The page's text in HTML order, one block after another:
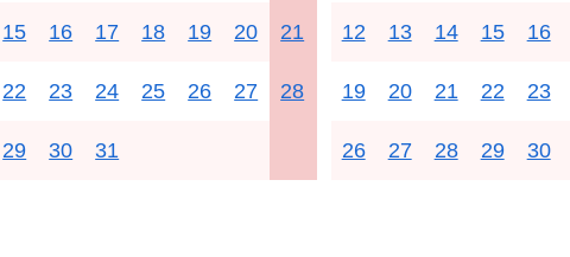
15 16 17 18 19 20 21
22 23 24 25 26 27 28
29 30 31
12 13 14 15 16
19 20 21 22 23
26 27 28 29 30